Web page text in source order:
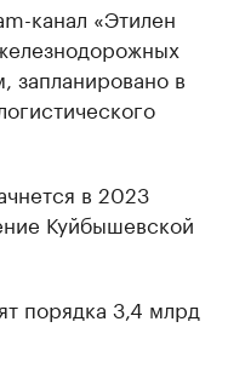
канал «Этилен
запланировано в
в 2023
Куйбышевской
порядка 3,4 млрд